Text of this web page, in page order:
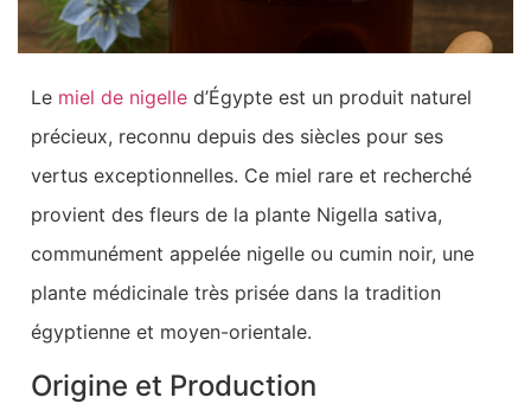
Le miel de nigelle d’Égypte est un produit naturel
précieux, reconnu depuis des siècles pour ses
vertus exceptionnelles. Ce miel rare et recherché
provient des fleurs de la plante Nigella sativa,
communément appelée nigelle ou cumin noir, une
plante médicinale très prisée dans la tradition
égyptienne et moyen-orientale.
Origine et Production